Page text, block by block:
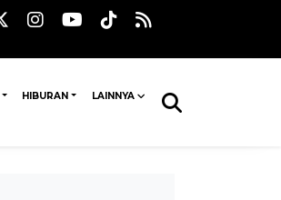
HIBURAN LAINNYA